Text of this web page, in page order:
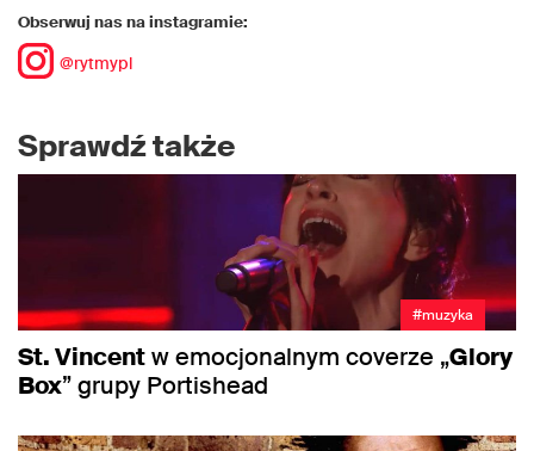
Obserwuj nas na instagramie:
@rytmypl
Sprawdź także
#muzyka
St. Vincentw emocjonalnym coverze „Glory
Box” grupy Portishead